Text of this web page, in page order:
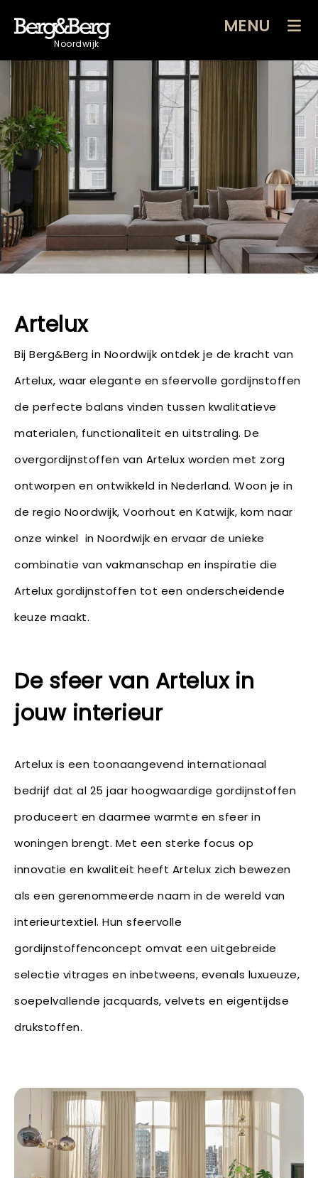
Noordwijk
MENU
Artelux
Bij Berg&Berg in Noordwijk ontdek je de kracht van
Artelux, waar elegante en sfeervolle gordijnstoffen
de perfecte balans vinden tussen kwalitatieve
materialen, functionaliteit en uitstraling. De
overgordijnstoffen van Artelux worden met zorg
ontworpen en ontwikkeld in Nederland. Woon je in
de regio Noordwijk, Voorhout en Katwijk, kom naar
onze winkel in Noordwijk en ervaar de unieke
combinatie van vakmanschap en inspiratie die
Artelux gordijnstoffen tot een onderscheidende
keuze maakt.
De sfeer van Artelux in
jouw interieur
Artelux is een toonaangevend internationaal
bedrijf dat al 25 jaar hoogwaardige gordijnstoffen
produceert en daarmee warmte en sfeer in
woningen brengt. Met een sterke focus op
innovatie en kwaliteit heeft Artelux zich bewezen
als een gerenommeerde naam in de wereld van
interieurtextiel. Hun sfeervolle
gordijnstoffenconcept omvat een uitgebreide
selectie vitrages en inbetweens, evenals luxueuze,
soepelvallende jacquards, velvets en eigentijdse
drukstoffen.